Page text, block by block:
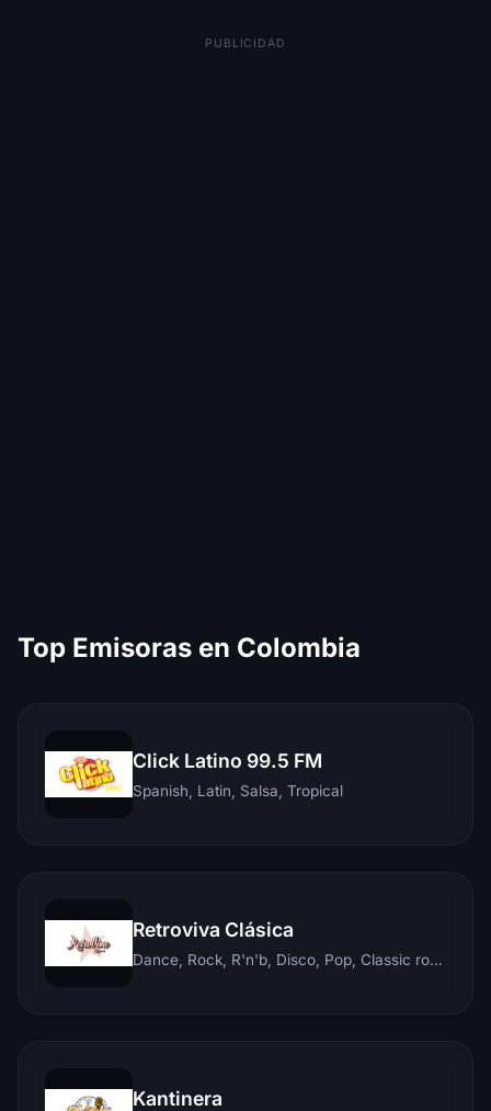
PUBLICIDAD
Top Emisoras en Colombia
Click Latino 99.5 FM
Spanish, Latin, Salsa, Tropical
Retroviva Clásica
Dance, Rock, R'n'b, Disco, Pop, Classic rock, Techno, Reggae
Kantinera